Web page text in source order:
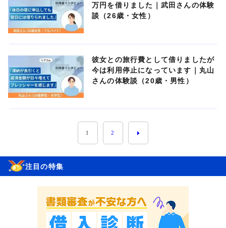
万円を借りました｜武田さんの体験
談（26歳・女性）
彼女との旅行費として借りましたが
今は利用停止になっています｜丸山
さんの体験談（20歳・男性）
1 2
注目の特集